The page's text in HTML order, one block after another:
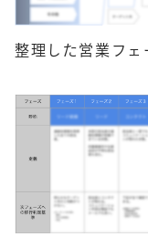
整理した営業フェ